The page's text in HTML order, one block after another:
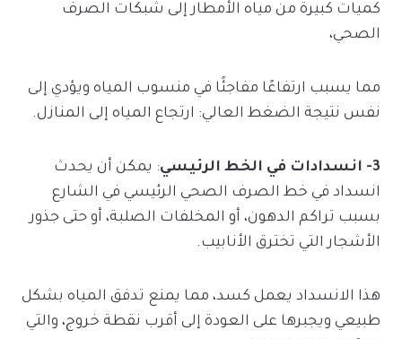
كميات كبيرة من مياه الأمطار إلى شبكات الصرف
الصحي،
مما يسبب ارتفاعًا مفاجئًا في منسوب المياه ويؤدي إلى
نفس نتيجة الضغط العالي: ارتجاع المياه إلى المنازل.
3- انسدادات في الخط الرئيسي
: يمكن أن يحدث
انسداد في خط الصرف الصحي الرئيسي في الشارع
بسبب تراكم الدهون، أو المخلفات الصلبة، أو حتى جذور
الأشجار التي تخترق الأنابيب.
هذا الانسداد يعمل كسد، مما يمنع تدفق المياه بشكل
طبيعي ويجبرها على العودة إلى أقرب نقطة خروج، والتي